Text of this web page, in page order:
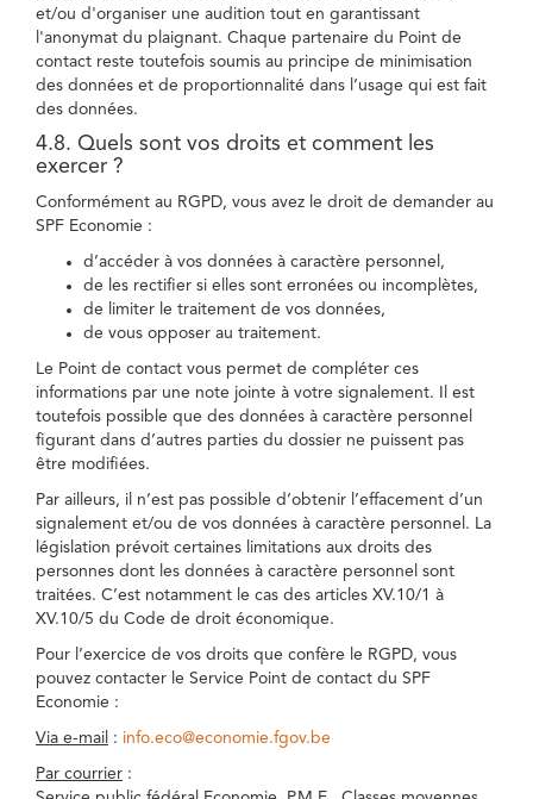
et/ou d'organiser une audition tout en garantissant
l'anonymat du plaignant. Chaque partenaire du Point de
contact reste toutefois soumis au principe de minimisation
des données et de proportionnalité dans l’usage qui est fait
des données.
4.8. Quels sont vos droits et comment les
exercer ?
Conformément au RGPD, vous avez le droit de demander au
SPF Economie :
d’accéder à vos données à caractère personnel,
de les rectifier si elles sont erronées ou incomplètes,
de limiter le traitement de vos données,
de vous opposer au traitement.
Le Point de contact vous permet de compléter ces
informations par une note jointe à votre signalement. Il est
toutefois possible que des données à caractère personnel
figurant dans d’autres parties du dossier ne puissent pas
être modifiées.
Par ailleurs, il n’est pas possible d’obtenir l’effacement d’un
signalement et/ou de vos données à caractère personnel. La
législation prévoit certaines limitations aux droits des
personnes dont les données à caractère personnel sont
traitées. C’est notamment le cas des articles XV.10/1 à
XV.10/5 du Code de droit économique.
Pour l’exercice de vos droits que confère le RGPD, vous
pouvez contacter le Service Point de contact du SPF
Economie :
Via e-mail : info.eco@economie.fgov.be
Par courrier :